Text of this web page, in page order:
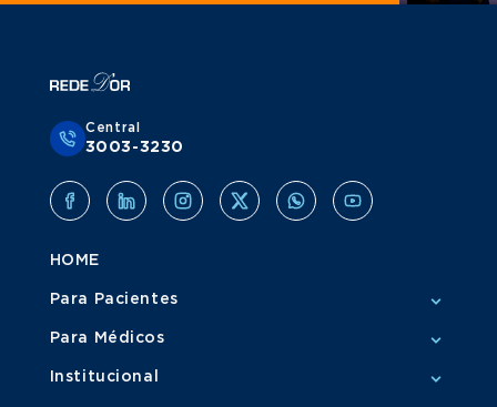
Central
3003-3230
HOME
Para Pacientes
Para Médicos
Institucional